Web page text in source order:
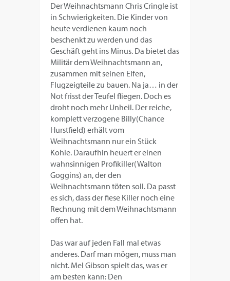
Der Weihnachtsmann Chris Cringle ist
in Schwierigkeiten. Die Kinder von
heute verdienen kaum noch
beschenkt zu werden und das
Geschäft geht ins Minus. Da bietet das
Militär dem Weihnachtsmann an,
zusammen mit seinen Elfen,
Flugzeigteile zu bauen. Na ja… in der
Not frisst der Teufel fliegen. Doch es
droht noch mehr Unheil. Der reiche,
komplett verzogene Billy(Chance
Hurstfield) erhält vom
Weihnachtsmann nur ein Stück
Kohle. Daraufhin heuert er einen
wahnsinnigen Profikiller(Walton
Goggins) an, der den
Weihnachtsmann töten soll. Da passt
es sich, dass der fiese Killer noch eine
Rechnung mit dem Weihnachtsmann
offen hat.
Das war auf jeden Fall mal etwas
anderes. Darf man mögen, muss man
nicht. Mel Gibson spielt das, was er
am besten kann: Den